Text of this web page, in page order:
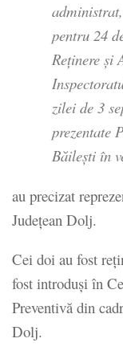
pentru 24
Reţinere şi
zilei de 3
prezentate
Băilești în
au precizat
Judeţean Dolj.
Cei doi au fost
fost introduși în
Preventivă din
Dolj.